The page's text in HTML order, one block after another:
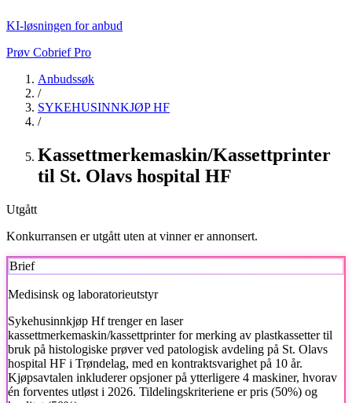
KI-løsningen for anbud
Prøv Cobrief Pro
Anbudssøk
/
SYKEHUSINNKJØP HF
/
Kassettmerkemaskin/Kassettprinter
til St. Olavs hospital HF
Utgått
Konkurransen er utgått uten at vinner er annonsert.
Brief
Medisinsk og laboratorieutstyr
Sykehusinnkjøp Hftrenger en laser
kassettmerkemaskin/kassettprinter for merking av plastkassetter til
bruk på histologiske prøver ved patologisk avdeling på St. Olavs
hospital HF i Trøndelag, med en kontraktsvarighet på 10 år.
Kjøpsavtalen inkluderer opsjoner på ytterligere 4 maskiner, hvorav
én forventes utløst i 2026. Tildelingskriteriene er pris (50%) og